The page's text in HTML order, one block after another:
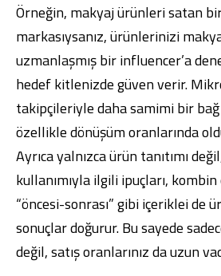
Örneğin, makyaj ürünleri satan
markasıysanız, ürünlerinizi
uzmanlaşmış bir influencer’a
hedef kitlenizde güven verir.
takipçileriyle daha samimi bir
özellikle dönüşüm oranlarında
Ayrıca yalnızca ürün tanıtımı
kullanımıyla ilgili ipuçları,
“öncesi-sonrası” gibi içeriklei de
sonuçlar doğurur. Bu sayede
değil, satış oranlarınız da uzun